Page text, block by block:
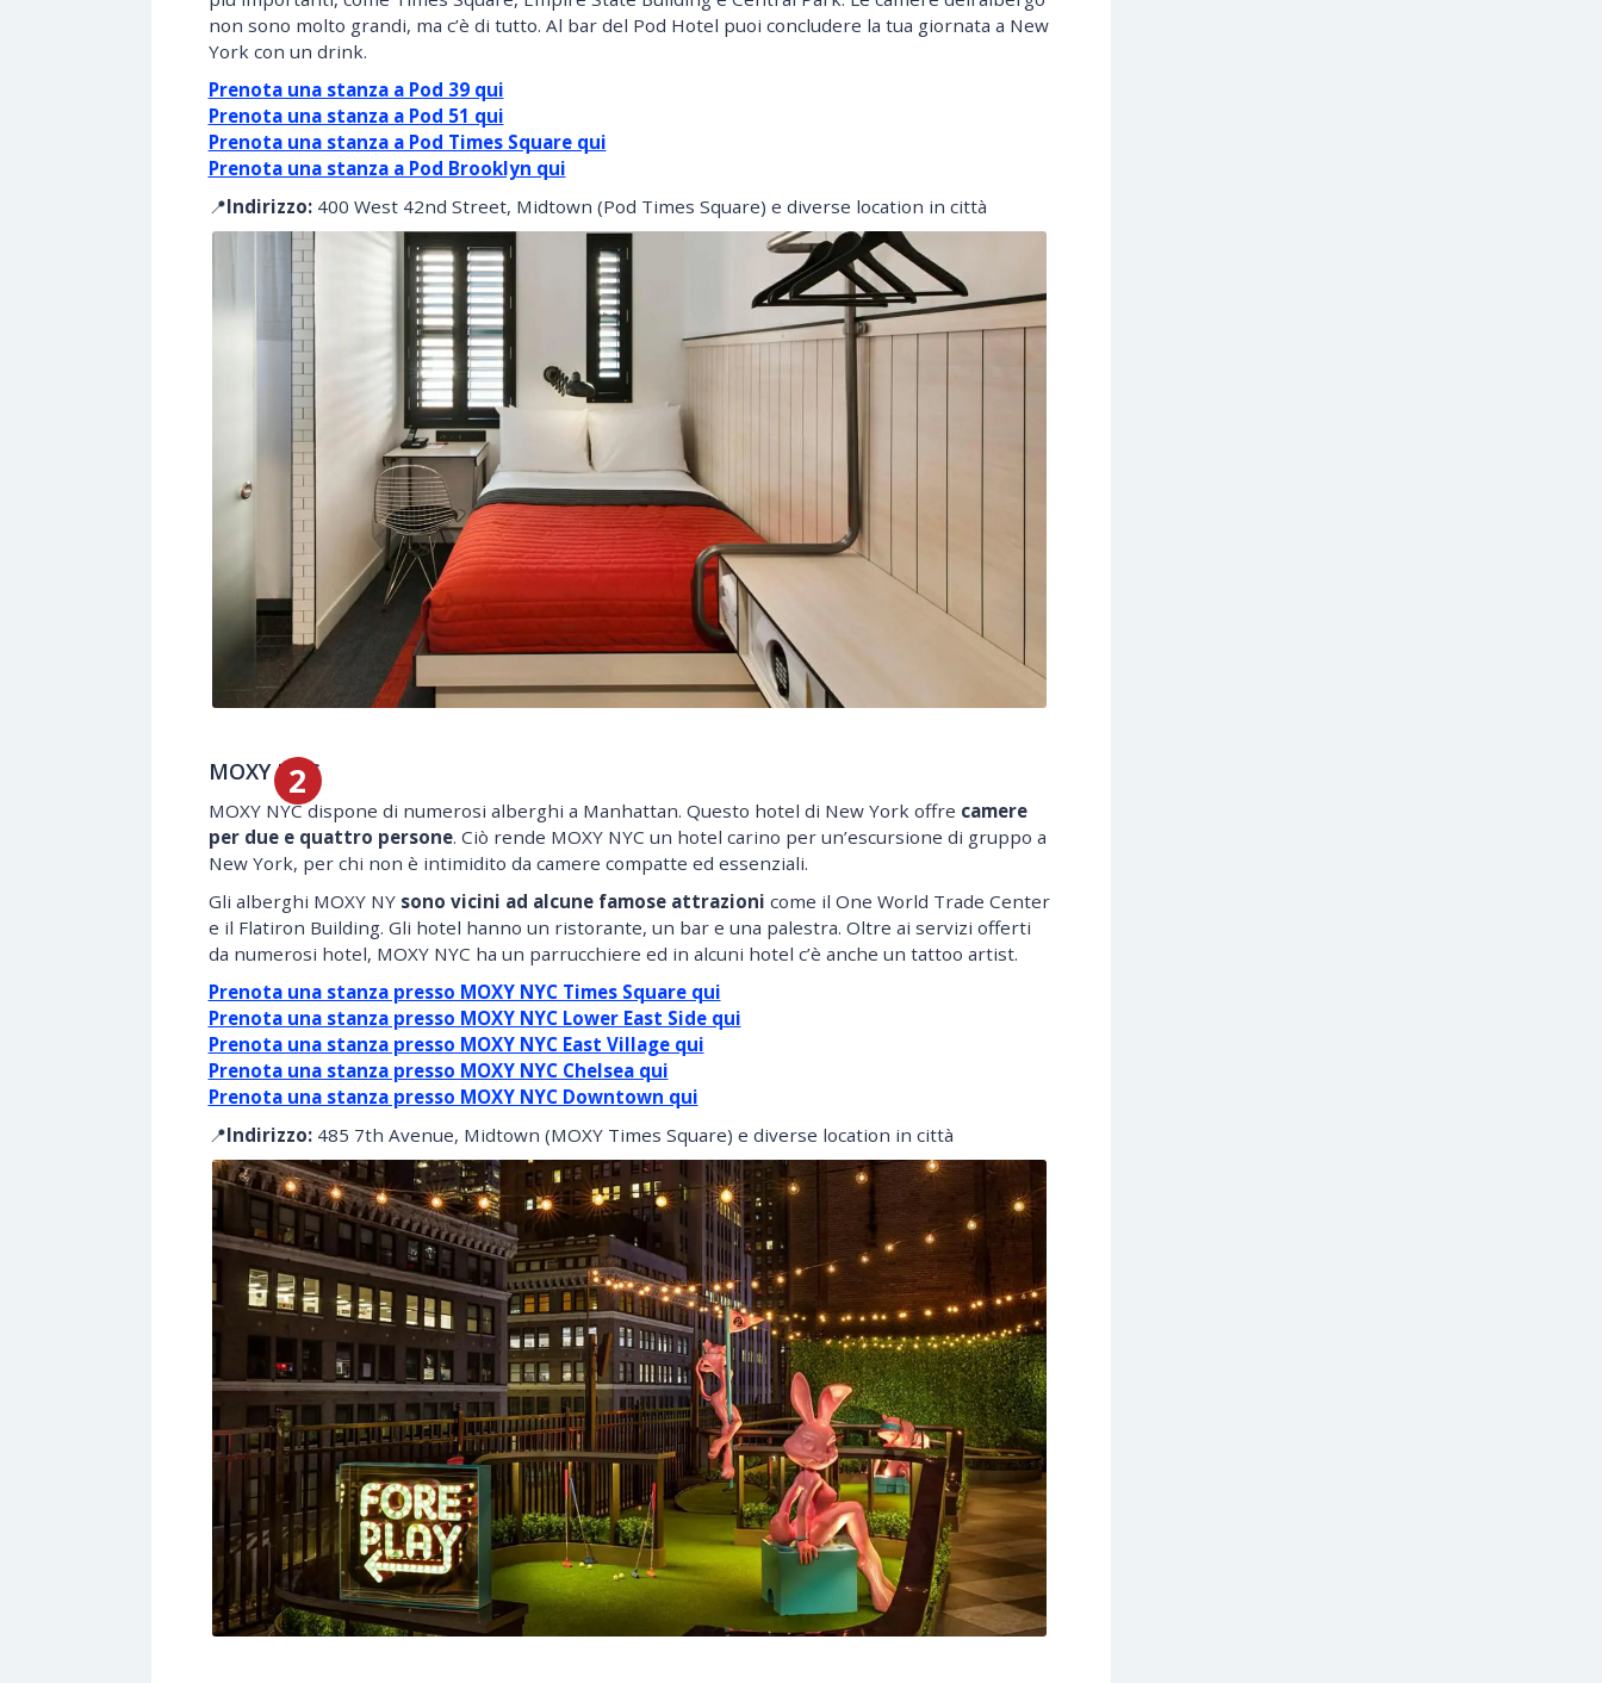
non sono molto grandi, ma c’è di tutto. Al bar del Pod Hotel puoi concludere la tua giornata a New
York con un drink.
Prenota una stanza a Pod 39 qui
Prenota una stanza a Pod 51 qui
Prenota una stanza a Pod Times Square qui
Prenota una stanza a Pod Brooklyn qui
📍Indirizzo:400 West 42nd Street, Midtown (Pod Times Square) e diverse location in città
MOXY NYC
MOXY NYC dispone di numerosi alberghi a Manhattan. Questo hotel di New York offre camere
per due e quattro persone. Ciò rende MOXY NYC un hotel carino per un’escursione di gruppo a
New York, per chi non è intimidito da camere compatte ed essenziali.
Gli alberghi MOXY NY sono vicini ad alcune famose attrazioni come il One World Trade Center
e il Flatiron Building. Gli hotel hanno un ristorante, un bar e una palestra. Oltre ai servizi offerti
da numerosi hotel, MOXY NYC ha un parrucchiere ed in alcuni hotel c’è anche un tattoo artist.
Prenota una stanza presso MOXY NYC Times Square qui
Prenota una stanza presso MOXY NYC Lower East Side qui
Prenota una stanza presso MOXY NYC East Village qui
Prenota una stanza presso MOXY NYC Chelsea qui
Prenota una stanza presso MOXY NYC Downtown qui
📍Indirizzo:485 7th Avenue, Midtown (MOXY Times Square) e diverse location in città